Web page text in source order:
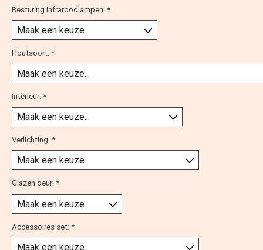
Besturing infraroodlampen: *
Houtsoort: *
Interieur: *
Verlichting: *
Glazen deur: *
Accessoires set: *